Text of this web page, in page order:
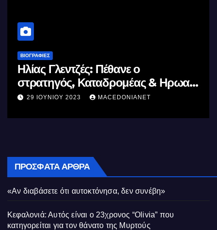
ΒΙΟΓΡΑΦΊΕΣ
Μέγας Αλέξανδρος: Ο μέγιστος των
Ελλήνων
11 ΙΟΥΝΊΟΥ 2023 MACEDONIANET
ΠΡΌΣΦΑΤΑ ΆΡΘΡΑ
«Αν διαβάσετε ότι αυτοκτόνησα, δεν συνέβη»
Κεφαλονιά: Αυτός είναι ο 23χρονος “Olivia” που
κατηγορείται για τον θάνατο της Μυρτούς